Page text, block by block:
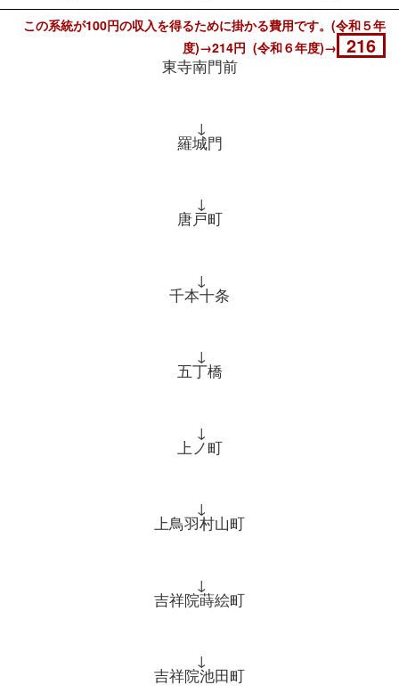
この系統が100円の収入を得るために掛かる費用です。(令和５年
度)→214円 (令和６年度)→ 216
東寺南門前
↓
羅城門
↓
唐戸町
↓
千本十条
↓
五丁橋
↓
上ノ町
↓
上鳥羽村山町
↓
吉祥院蒔絵町
↓
吉祥院池田町